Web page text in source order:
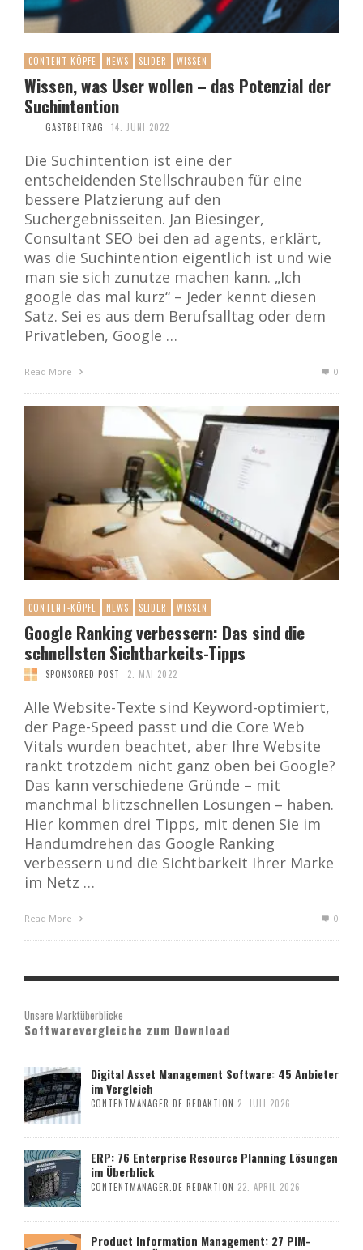
CONTENT-KÖPFE NEWS SLIDER WISSEN
Wissen, was User wollen – das Potenzial der
Suchintention
GASTBEITRAG 14. JUNI 2022
Die Suchintention ist eine der
entscheidenden Stellschrauben für eine
bessere Platzierung auf den
Suchergebnisseiten. Jan Biesinger,
Consultant SEO bei den ad agents, erklärt,
was die Suchintention eigentlich ist und wie
man sie sich zunutze machen kann. „Ich
google das mal kurz“ – Jeder kennt diesen
Satz. Sei es aus dem Berufsalltag oder dem
Privatleben, Google …
Read More 0
CONTENT-KÖPFE NEWS SLIDER WISSEN
Google Ranking verbessern: Das sind die
schnellsten Sichtbarkeits-Tipps
SPONSORED POST 2. MAI 2022
Alle Website-Texte sind Keyword-optimiert,
der Page-Speed passt und die Core Web
Vitals wurden beachtet, aber Ihre Website
rankt trotzdem nicht ganz oben bei Google?
Das kann verschiedene Gründe – mit
manchmal blitzschnellen Lösungen – haben.
Hier kommen drei Tipps, mit denen Sie im
Handumdrehen das Google Ranking
verbessern und die Sichtbarkeit Ihrer Marke
im Netz …
Read More 0
Unsere Marktüberblicke
Softwarevergleiche zum Download
Digital Asset Management Software: 45 Anbieter
im Vergleich
CONTENTMANAGER.DE REDAKTION 2. JULI 2026
ERP: 76 Enterprise Resource Planning Lösungen
im Überblick
CONTENTMANAGER.DE REDAKTION 22. APRIL 2026
Product Information Management: 27 PIM-